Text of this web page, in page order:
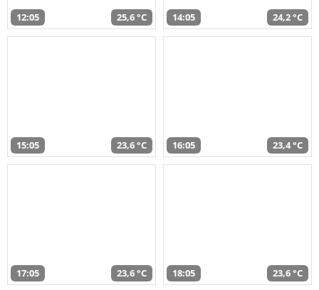
12:05 25,6 °C 14:05 24,2 °C
15:05 23,6 °C 16:05 23,4 °C
17:05 23,6 °C 18:05 23,6 °C